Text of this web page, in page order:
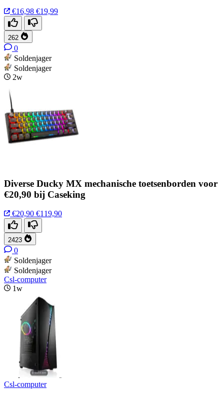
€16,98 €19,99
262
0
Soldenjager
Soldenjager
2w
Diverse Ducky MX mechanische toetsenborden voor
€20,90 bij Caseking
€20,90 €119,90
2423
0
Soldenjager
Soldenjager
Csl-computer
1w
Csl-computer